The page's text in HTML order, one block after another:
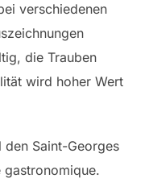
verschiedenen
die Trauben
wird hoher Wert
den Saint-Georges
gastronomique.